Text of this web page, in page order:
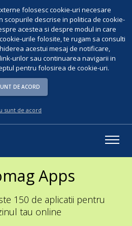
folosesc cookie-uri necesare
scopurile descrise in politica de cookie-
acestea si despre modul in care
urile folosite, te rugam sa consulti
acestui mesaj de notificare,
urilor sau continuarea navigarii in
pentru folosirea de cookie-uri.
DE ACORD
sunt de acord
Apps
150 de aplicatii pentru
tau online